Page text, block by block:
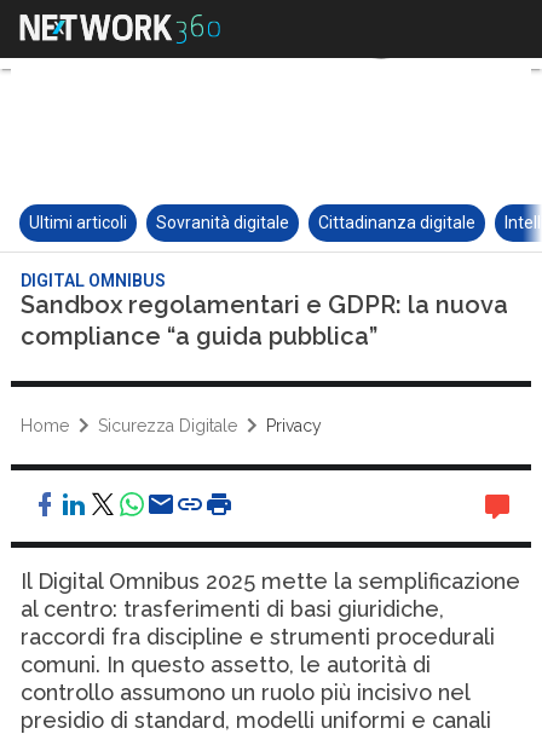
Ultimi articoli Sovranità digitale Cittadinanza digitale
DIGITAL OMNIBUS
Sandbox regolamentari e GDPR: la nuova
compliance “a guida pubblica”
Home Sicurezza Digitale Privacy
Il Digital Omnibus 2025 mette la semplificazione
al centro: trasferimenti di basi giuridiche,
raccordi fra discipline e strumenti procedurali
comuni. In questo assetto, le autorità di
controllo assumono un ruolo più incisivo nel
presidio di standard, modelli uniformi e canali